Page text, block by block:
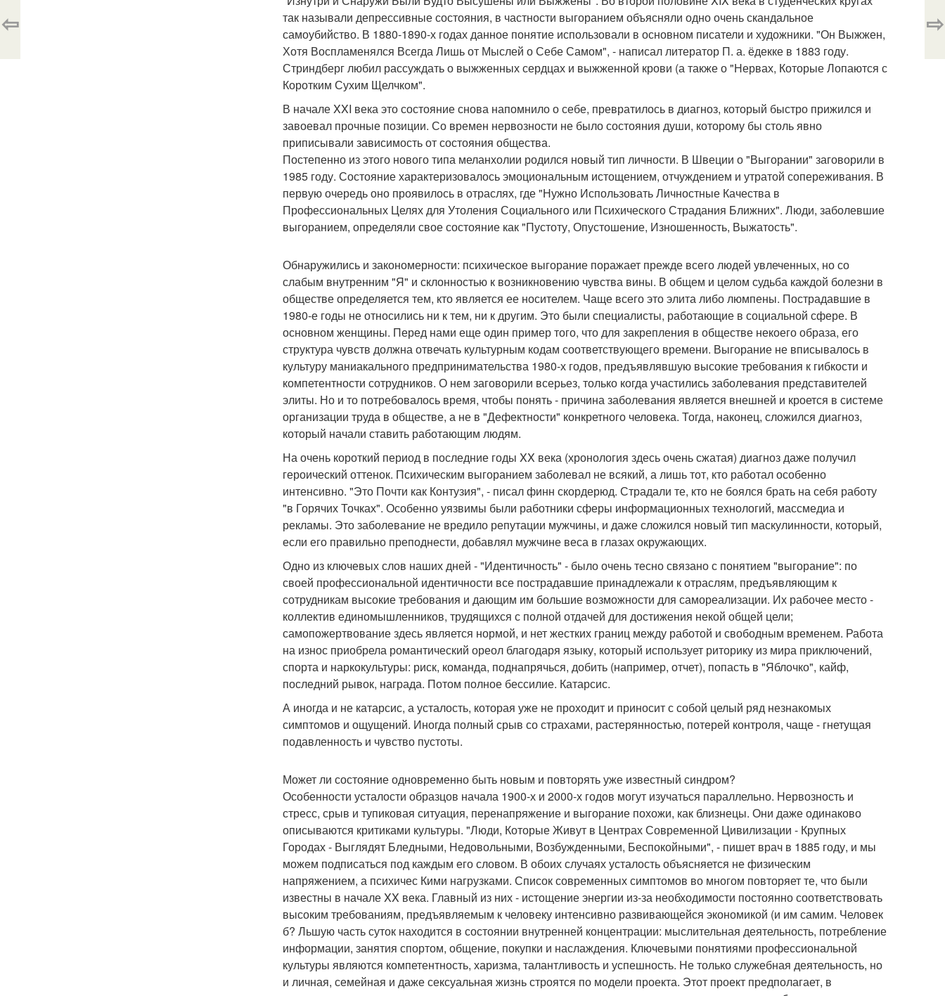
так называли депрессивные состояния, в частности выгоранием объясняли одно очень скандальное
самоубийство. В 1880-1890-х годах данное понятие использовали в основном писатели и художники. "Он Выжжен,
Хотя Воспламенялся Всегда Лишь от Мыслей о Себе Самом", - написал литератор П. а. ёдекке в 1883 году.
Стриндберг любил рассуждать о выжженных сердцах и выжженной крови (а также о "Нервах, Которые Лопаются с
Коротким Сухим Щелчком".
В начале XXI века это состояние снова напомнило о себе, превратилось в диагноз, который быстро прижился и
завоевал прочные позиции. Со времен нервозности не было состояния души, которому бы столь явно
приписывали зависимость от состояния общества.
Постепенно из этого нового типа меланхолии родился новый тип личности. В Швеции о "Выгорании" заговорили в
1985 году. Состояние характеризовалось эмоциональным истощением, отчуждением и утратой сопереживания. В
первую очередь оно проявилось в отраслях, где "Нужно Использовать Личностные Качества в
Профессиональных Целях для Утоления Социального или Психического Страдания Ближних". Люди, заболевшие
выгоранием, определяли свое состояние как "Пустоту, Опустошение, Изношенность, Выжатость".
Обнаружились и закономерности: психическое выгорание поражает прежде всего людей увлеченных, но со
слабым внутренним "Я" и склонностью к возникновению чувства вины. В общем и целом судьба каждой болезни в
обществе определяется тем, кто является ее носителем. Чаще всего это элита либо люмпены. Пострадавшие в
1980-е годы не относились ни к тем, ни к другим. Это были специалисты, работающие в социальной сфере. В
основном женщины. Перед нами еще один пример того, что для закрепления в обществе некоего образа, его
структура чувств должна отвечать культурным кодам соответствующего времени. Выгорание не вписывалось в
культуру маниакального предпринимательства 1980-х годов, предъявлявшую высокие требования к гибкости и
компетентности сотрудников. О нем заговорили всерьез, только когда участились заболевания представителей
элиты. Но и то потребовалось время, чтобы понять - причина заболевания является внешней и кроется в системе
организации труда в обществе, а не в "Дефектности" конкретного человека. Тогда, наконец, сложился диагноз,
который начали ставить работающим людям.
На очень короткий период в последние годы XX века (хронология здесь очень сжатая) диагноз даже получил
героический оттенок. Психическим выгоранием заболевал не всякий, а лишь тот, кто работал особенно
интенсивно. "Это Почти как Контузия", - писал финн скордерюд. Страдали те, кто не боялся брать на себя работу
"в Горячих Точках". Особенно уязвимы были работники сферы информационных технологий, массмедиа и
рекламы. Это заболевание не вредило репутации мужчины, и даже сложился новый тип маскулинности, который,
если его правильно преподнести, добавлял мужчине веса в глазах окружающих.
Одно из ключевых слов наших дней - "Идентичность" - было очень тесно связано с понятием "выгорание": по
своей профессиональной идентичности все пострадавшие принадлежали к отраслям, предъявляющим к
сотрудникам высокие требования и дающим им большие возможности для самореализации. Их рабочее место -
коллектив единомышленников, трудящихся с полной отдачей для достижения некой общей цели;
самопожертвование здесь является нормой, и нет жестких границ между работой и свободным временем. Работа
на износ приобрела романтический ореол благодаря языку, который использует риторику из мира приключений,
спорта и наркокультуры: риск, команда, поднапрячься, добить (например, отчет), попасть в "Яблочко", кайф,
последний рывок, награда. Потом полное бессилие. Катарсис.
А иногда и не катарсис, а усталость, которая уже не проходит и приносит с собой целый ряд незнакомых
симптомов и ощущений. Иногда полный срыв со страхами, растерянностью, потерей контроля, чаще - гнетущая
подавленность и чувство пустоты.
Может ли состояние одновременно быть новым и повторять уже известный синдром?
Особенности усталости образцов начала 1900-х и 2000-х годов могут изучаться параллельно. Нервозность и
стресс, срыв и тупиковая ситуация, перенапряжение и выгорание похожи, как близнецы. Они даже одинаково
описываются критиками культуры. "Люди, Которые Живут в Центрах Современной Цивилизации - Крупных
Городах - Выглядят Бледными, Недовольными, Возбужденными, Беспокойными", - пишет врач в 1885 году, и мы
можем подписаться под каждым его словом. В обоих случаях усталость объясняется не физическим
напряжением, а психичес Кими нагрузками. Список современных симптомов во многом повторяет те, что были
известны в начале XX века. Главный из них - истощение энергии из-за необходимости постоянно соответствовать
высоким требованиям, предъявляемым к человеку интенсивно развивающейся экономикой (и им самим. Человек
б? Льшую часть суток находится в состоянии внутренней концентрации: мыслительная деятельность, потребление
информации, занятия спортом, общение, покупки и наслаждения. Ключевыми понятиями профессиональной
культуры являются компетентность, харизма, талантливость и успешность. Не только служебная деятельность, но
и личная, семейная и даже сексуальная жизнь строятся по модели проекта. Этот проект предполагает, в
⇦ ⇨